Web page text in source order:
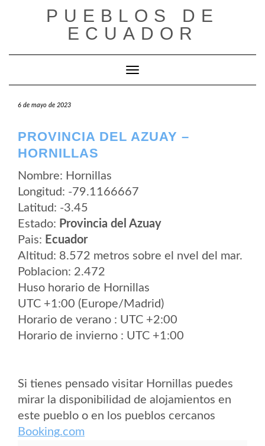
PUEBLOS DE
ECUADOR
Cambiar modo de navegación
6 de mayo de 2023
PROVINCIA DEL AZUAY –
HORNILLAS
Nombre: Hornillas
Longitud: -79.1166667
Latitud: -3.45
Estado: Provincia del Azuay
Pais: Ecuador
Altitud: 8.572 metros sobre el nvel del mar.
Poblacion: 2.472
Huso horario de Hornillas
UTC +1:00 (Europe/Madrid)
Horario de verano : UTC +2:00
Horario de invierno : UTC +1:00
Si tienes pensado visitar Hornillas puedes
mirar la disponibilidad de alojamientos en
este pueblo o en los pueblos cercanos
Booking.com